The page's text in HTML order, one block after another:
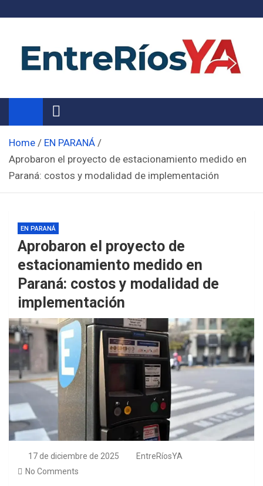
Noticias de Entre Ríos
Información de toda la provincia ahora
Home
EN PARANÁ
Aprobaron el proyecto de estacionamiento medido en
Paraná: costos y modalidad de implementación
EN PARANÁ
Aprobaron el proyecto de
estacionamiento medido en
Paraná: costos y modalidad de
implementación
17 de diciembre de 2025
EntreRíosYA
No Comments